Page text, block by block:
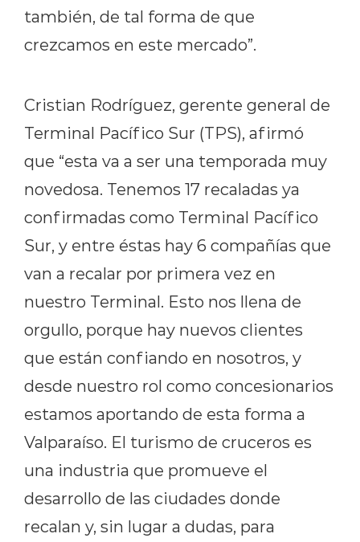
también, de tal forma de que
crezcamos en este mercado”.
Cristian Rodríguez, gerente general de
Terminal Pacífico Sur (TPS), afirmó
que “esta va a ser una temporada muy
novedosa. Tenemos 17 recaladas ya
confirmadas como Terminal Pacífico
Sur, y entre éstas hay 6 compañías que
van a recalar por primera vez en
nuestro Terminal. Esto nos llena de
orgullo, porque hay nuevos clientes
que están confiando en nosotros, y
desde nuestro rol como concesionarios
estamos aportando de esta forma a
Valparaíso. El turismo de cruceros es
una industria que promueve el
desarrollo de las ciudades donde
recalan y, sin lugar a dudas, para